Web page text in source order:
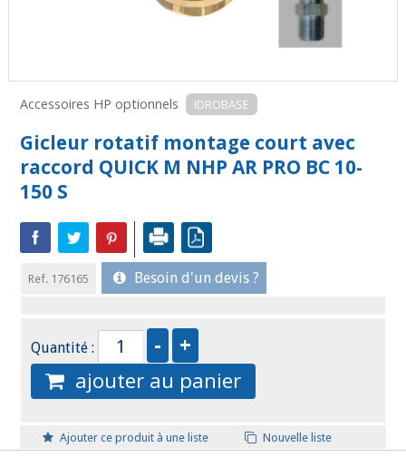
Accessoires HP optionnels IDROBASE
Gicleur rotatif montage court avec
raccord QUICK M NHP AR PRO BC 10-
150 S
Ref. 176165 Besoin d'un devis ?
Quantité :
ajouter au panier
Ajouter ce produit à une liste Nouvelle liste